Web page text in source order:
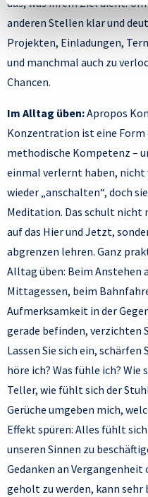
das, was ihrem Ziel dient.
anderen Stellen klar und
Projekten, Einladungen,
und manchmal auch zu
Chancen.
Im Alltag üben:Apropos
Konzentration ist eine Form
methodische Kompetenz –
einmal verlernt haben, nicht
wieder „anschalten“, doch
Meditation. Das schult nicht
auf das Hier und Jetzt,
abgrenzen lehren. Ganz
Alltag üben: Beim Anstehen
Mittagessen, beim
Aufmerksamkeit in der
gerade befinden, verzichten
Lassen Sie sich ein, schärfen
höre ich? Was fühle ich?
Teller, wie fühlt sich der
Gerüche umgeben mich,
Effekt spüren: Alles fühlt
unseren Sinnen zu
Gedanken an Vergangenheit
geholt zu werden, kann sehr